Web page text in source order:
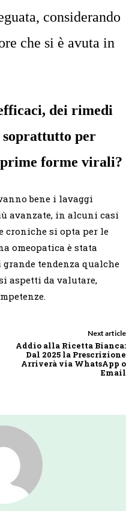
considerando
che si è avuta in
dei rimedi
per
forme virali?
bene i lavaggi
avanzate, in alcuni casi
si opta per le
omeopatica è stata
tendenza qualche
aspetti da valutare,
Next article
Addio alla Ricetta Bianca:
Dal 2025 la Prescrizione
Arriverà via WhatsApp o
Email